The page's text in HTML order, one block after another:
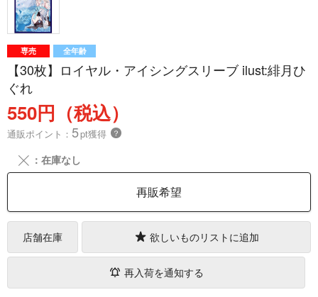
専売 全年齢
【30枚】ロイヤル・アイシングスリーブ ilust:緋月ひ
ぐれ
550円（税込）
通販ポイント： 5pt獲得 ？
╳ ：在庫なし
再販希望
店舗在庫 欲しいものリストに追加
再入荷を通知する